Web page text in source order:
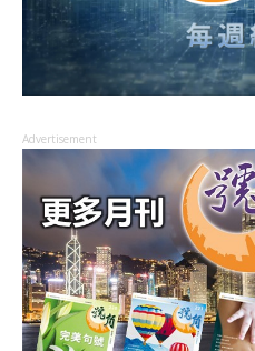
Advertisement